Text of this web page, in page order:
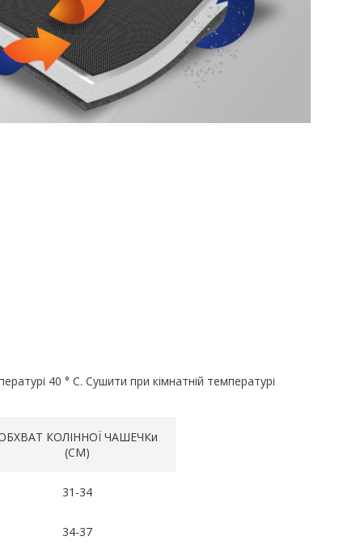
40 ° C. Сушити при кімнатній температурі
КОЛІННОЇ ЧАШЕЧКи
(CM)
31-34
34-37